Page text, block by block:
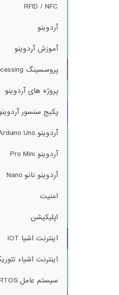
RFID / NFC
آردوینو
آموزش آردوینو
پروسسینگ Processing
پروژه های آردوینو
پکیج سنسور
آردوینو Arduino Uno
آردوینو Pro Mini
آردوینو نانو Nano
امنیت
اپلیکیشن
اینترنت اشیا IOT
اینترنت اشیاء
سیستم عامل FreeRTOS